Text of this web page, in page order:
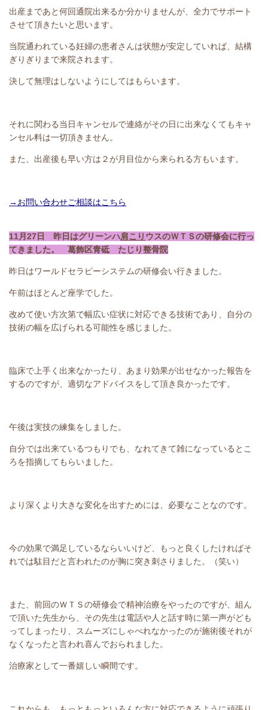
出産まであと何回通院出来るか分かりませんが、全力でサポート
させて頂きたいと思います。
当院通われている妊婦の患者さんは状態が安定していれば、結構
ぎりぎりまで来院されます。
決して無理はしないようにしてはもらいます。
それに関わる当日キャンセルで連絡がその日に出来なくてもキャ
ンセル料は一切頂きません。
また、出産後も早い方は２が月目位から来られる方もいます。
→お問い合わせご相談はこちら
11月27日 昨日はグリーンハ肩こり ウスのＷＴＳの研修会に行っ
てきました。 葛飾区青砥 たじり整骨院
昨日はワールドセラピーシステムの研修会い行きました。
午前はほとんど座学でした。
改めて使い方次第で幅広い症状に対応できる技術であり、自分の
技術の幅を広げられる可能性を感じました。
臨床で上手く出来なかったり、あまり効果が出せなかった報告を
するのですが、適切なアドバイスをして頂き良かったです。
午後は実技の練集をしました。
自分では出来ているつもりでも、なれてきて雑になっているとこ
ろを指摘してもらいました。
より深くより大きな変化を出すためには、必要なことなのです。
今の効果で満足しているならいいけど、もっと良くしたければそ
れでは駄目だと言われたのが胸に突き刺さりました。（笑い）
また、前回のＷＴＳの研修会で精神治療をやったのですが、組ん
で頂いた先生から、その先生は電話や人と話す時に第一声がども
ってしまったり、スムーズにしゃべれなかったのが施術後それが
なくなったと言われ喜んでおられました。
治療家として一番嬉しい瞬間です。